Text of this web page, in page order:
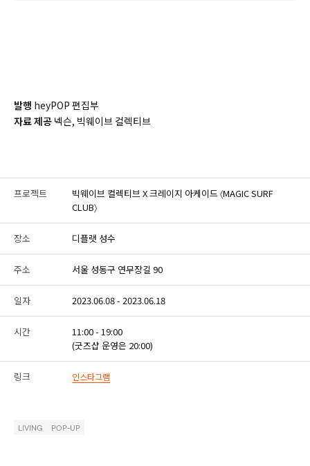
발행 heyPOP 편집부
자료 제공 넥슨, 빅웨이브 컬렉티브
프로젝트
빅웨이브 컬렉티브 X 크레이지 아케이드 〈MAGIC SURF
CLUB〉
장소 디플랫 성수
주소 서울 성동구 연무장길 90
일자 2023.06.08 - 2023.06.18
시간
11:00 - 19:00
(굿즈샵 운영은 20:00)
링크 인스타그램
LIVING POP-UP